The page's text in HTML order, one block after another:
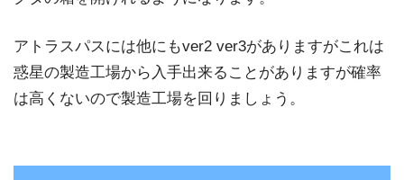
アトラスパスには他にもver2 ver3がありますがこれは
惑星の製造工場から入手出来ることがありますが確率
は高くないので製造工場を回りましょう。